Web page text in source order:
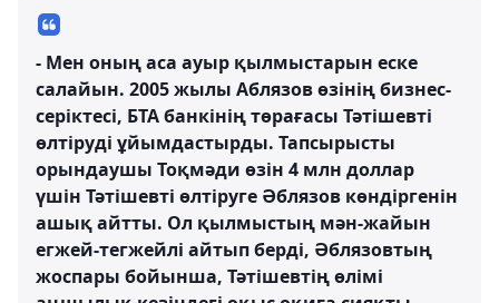
- Мен оның аса ауыр қылмыстарын еске
салайын. 2005 жылы Аблязов өзінің бизнес-
серіктесі, БТА банкінің төрағасы Тәтішевті
өлтіруді ұйымдастырды. Тапсырысты
орындаушы Тоқмәди өзін 4 млн доллар
үшін Тәтішевті өлтіруге Әблязов көндіргенін
ашық айтты. Ол қылмыстың мән-жайын
егжей-тегжейлі айтып берді, Әблязовтың
жоспары бойынша, Тәтішевтің өлімі